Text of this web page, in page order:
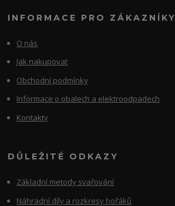
INFORMACE PRO ZÁKAZNÍKY
O nás
Jak nakupovat
Obchodní podmínky
Informace o obalech a elektroodpadech
Kontakty
DŮLEŽITÉ ODKAZY
Základní metody svařování
Náhradní díly a rozkresy hořáků